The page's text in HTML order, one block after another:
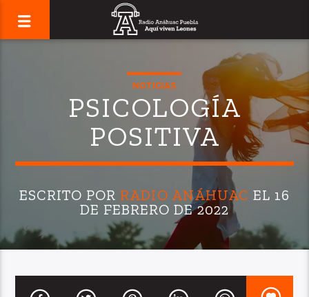
NOTICIAS
PSICOLOGÍA
POSITIVA
ESCRITO POR RADIO ANÁHUAC EL 16
DE FEBRERO DE 2022